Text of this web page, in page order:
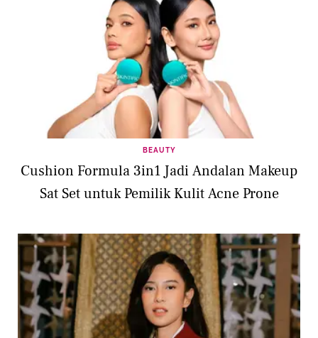
BEAUTY
Cushion Formula 3in1 Jadi Andalan Makeup
Sat Set untuk Pemilik Kulit Acne Prone